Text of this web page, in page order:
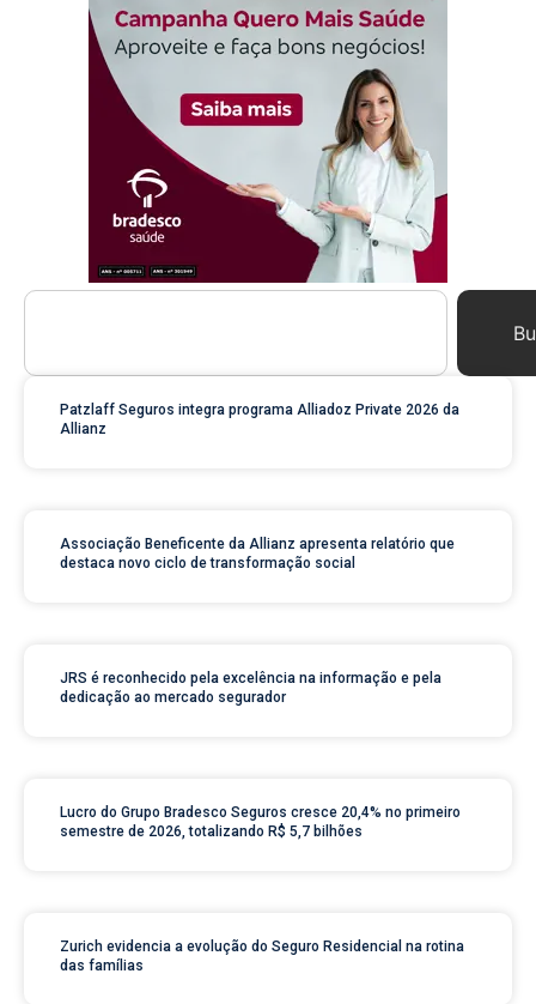
Patzlaff Seguros integra programa Alliadoz Private 2026 da
Allianz
Associação Beneficente da Allianz apresenta relatório que
destaca novo ciclo de transformação social
JRS é reconhecido pela excelência na informação e pela
dedicação ao mercado segurador
Lucro do Grupo Bradesco Seguros cresce 20,4% no primeiro
semestre de 2026, totalizando R$ 5,7 bilhões
Zurich evidencia a evolução do Seguro Residencial na rotina
das famílias